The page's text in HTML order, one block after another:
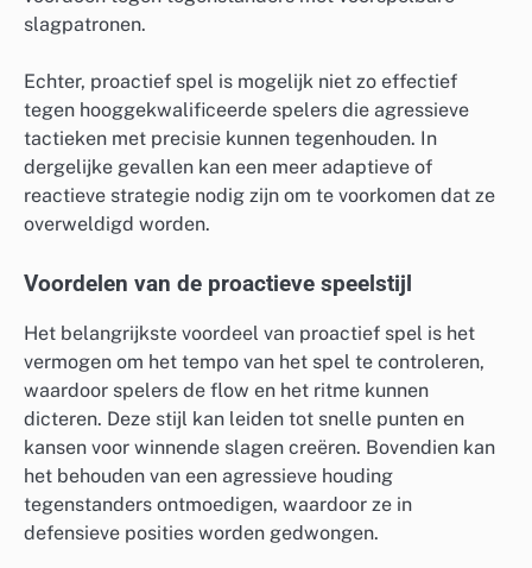
slagpatronen.
Echter, proactief spel is mogelijk niet zo effectief
tegen hooggekwalificeerde spelers die agressieve
tactieken met precisie kunnen tegenhouden. In
dergelijke gevallen kan een meer adaptieve of
reactieve strategie nodig zijn om te voorkomen dat ze
overweldigd worden.
Voordelen van de proactieve speelstijl
Het belangrijkste voordeel van proactief spel is het
vermogen om het tempo van het spel te controleren,
waardoor spelers de flow en het ritme kunnen
dicteren. Deze stijl kan leiden tot snelle punten en
kansen voor winnende slagen creëren. Bovendien kan
het behouden van een agressieve houding
tegenstanders ontmoedigen, waardoor ze in
defensieve posities worden gedwongen.